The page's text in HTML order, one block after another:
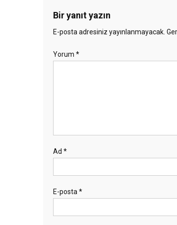
Bir yanıt yazın
E-posta adresiniz yayınlanmayacak.
Yorum *
Ad *
E-posta *